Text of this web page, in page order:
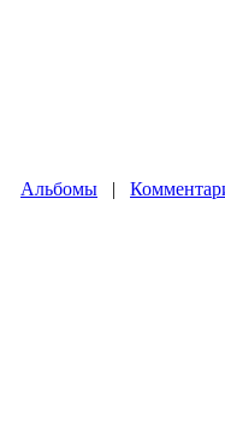
Альбомы |